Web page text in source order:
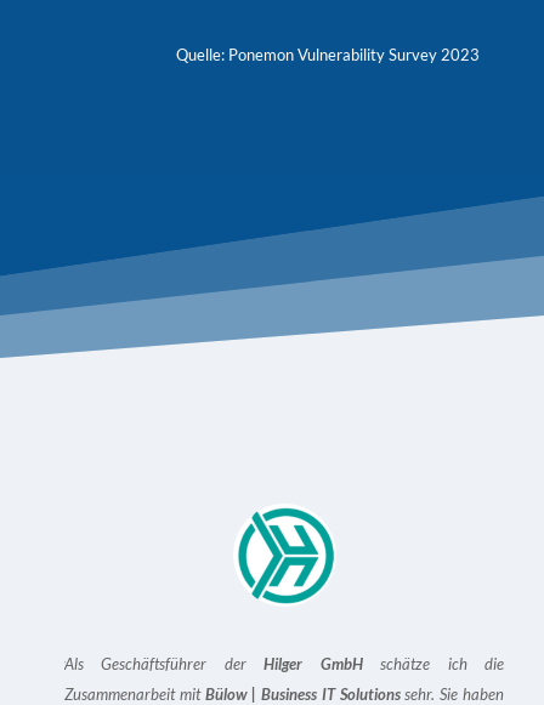
Quelle: Ponemon Vulnerability Survey 2023
Als Geschäftsführer derHilger GmbHschätze ich die
Zusammenarbeit mitBülow | Business IT Solutionssehr. Sie haben